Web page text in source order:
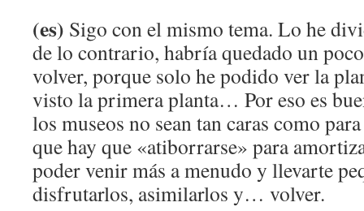
(es) Sigo con el mismo tema. Lo he
de lo contrario, habría quedado un
volver, porque solo he podido ver la
visto la primera planta… Por eso es
los museos no sean tan caras como
que hay que «atiborrarse» para
poder venir más a menudo y llevarte
disfrutarlos, asimilarlos y… volver.